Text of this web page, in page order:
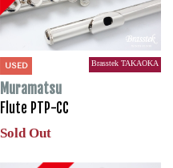
USED Brasstek TAKAOKA
Muramatsu
Flute PTP-CC
Sold Out